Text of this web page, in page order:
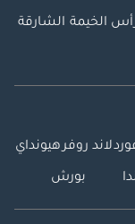
الخيمة الشارقة
لاند روفرهيونداي
بورش